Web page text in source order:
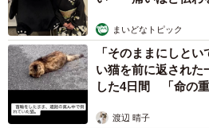
まいどなトピック
「そのままにしと
い猫を前に返され
した4日間 「命の
渡辺 晴子